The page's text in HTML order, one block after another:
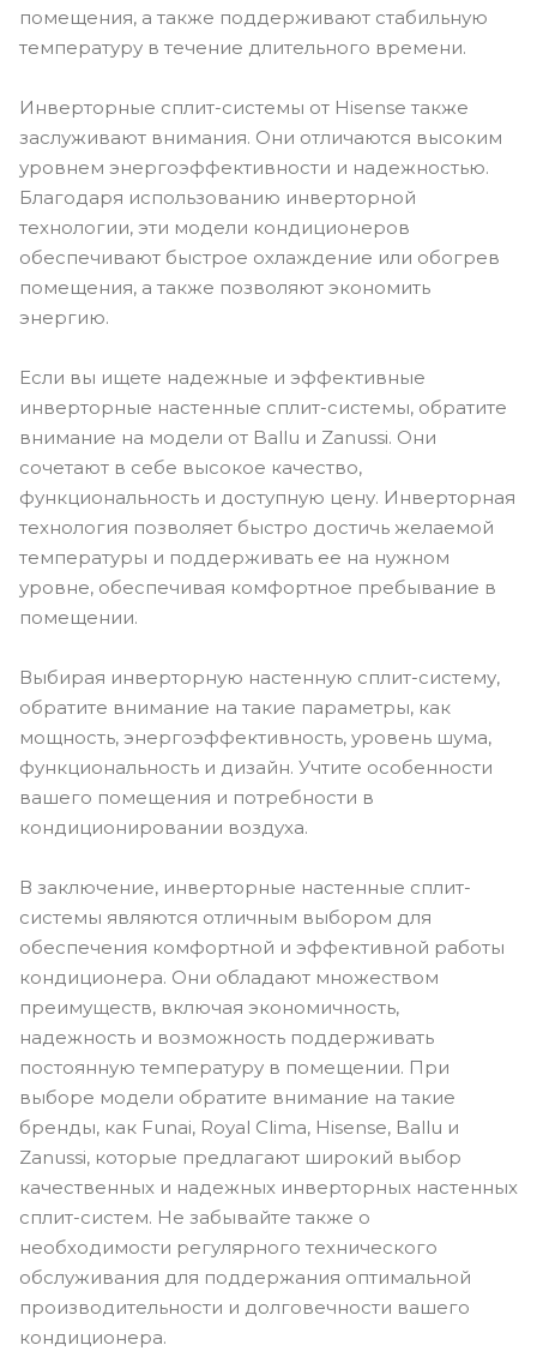
помещения, а также поддерживают стабильную
температуру в течение длительного времени.
Инверторные сплит-системы от Hisense также
заслуживают внимания. Они отличаются высоким
уровнем энергоэффективности и надежностью.
Благодаря использованию инверторной
технологии, эти модели кондиционеров
обеспечивают быстрое охлаждение или обогрев
помещения, а также позволяют экономить
энергию.
Если вы ищете надежные и эффективные
инверторные настенные сплит-системы, обратите
внимание на модели от Ballu и Zanussi. Они
сочетают в себе высокое качество,
функциональность и доступную цену. Инверторная
технология позволяет быстро достичь желаемой
температуры и поддерживать ее на нужном
уровне, обеспечивая комфортное пребывание в
помещении.
Выбирая инверторную настенную сплит-систему,
обратите внимание на такие параметры, как
мощность, энергоэффективность, уровень шума,
функциональность и дизайн. Учтите особенности
вашего помещения и потребности в
кондиционировании воздуха.
В заключение, инверторные настенные сплит-
системы являются отличным выбором для
обеспечения комфортной и эффективной работы
кондиционера. Они обладают множеством
преимуществ, включая экономичность,
надежность и возможность поддерживать
постоянную температуру в помещении. При
выборе модели обратите внимание на такие
бренды, как Funai, Royal Clima, Hisense, Ballu и
Zanussi, которые предлагают широкий выбор
качественных и надежных инверторных настенных
сплит-систем. Не забывайте также о
необходимости регулярного технического
обслуживания для поддержания оптимальной
производительности и долговечности вашего
кондиционера.